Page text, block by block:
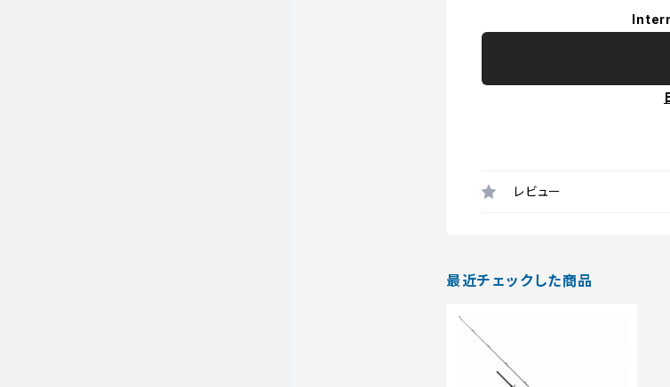
レビュー
最近チェックした商品